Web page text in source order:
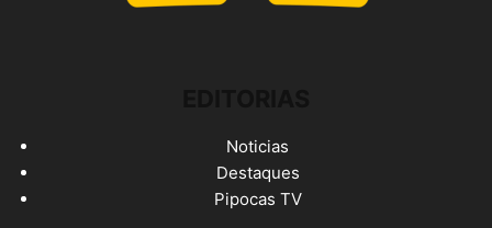
Noticias
Destaques
Pipocas TV